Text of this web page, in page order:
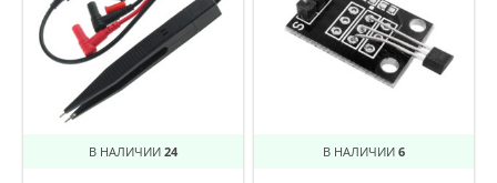
В НАЛИЧИИ 24 В НАЛИЧИИ 6